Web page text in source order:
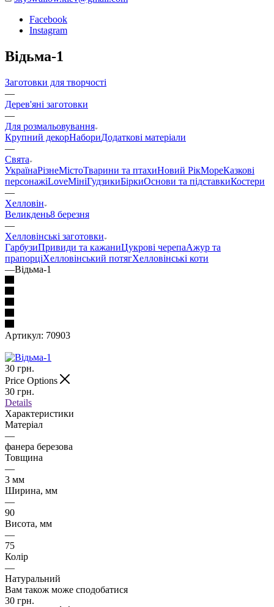
Facebook
Instagram
Відьма-1
Заготовки для творчості
—
Дерев'яні заготовки
—
Для розмальовування
Крупний декорНабориДодаткові матеріали
—
Свята
УкраїнаРізнеМістоТварини та птахиНовий РікМореКазкові
персонажіLoveМініГудзикиБіркиОснови та підставкиКостери
—
Хелловін
Великдень8 березня
—
Хелловінські заготовки
ГарбузиПривиди та кажаниЦукрові черепаАжур та
прапорціХелловінський потягХелловінські коти
—Відьма-1
Артикул: 70903
30 грн.
Price Options
30 грн.
Details
Характеристики
Матеріал
—
фанера березова
Товщина
—
3 мм
Ширина, мм
—
90
Висота, мм
—
75
Колір
—
Натуральний
Вам також може сподобатися
30 грн.